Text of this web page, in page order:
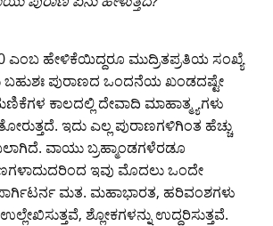
ai g
g
er
p
y
Li
n
k
t
gr
a
m
ಎಂಬ ಹೇಳಿಕೆಯಿದ್ದರೂ ಮುದ್ರಿತಪ್ರತಿಯ ಸಂಖ್ಯೆ
ಬಹುಶಃ ಪುರಾಣದ ಒಂದನೆಯ ಖಂಡದಷ್ಟೇ
ಕಾಲದಲ್ಲಿ ದೇವಾದಿ ಮಾಹಾತ್ಮ್ಯಗಳು
ಇದು ಎಲ್ಲ ಪುರಾಣಗಳಿಗಿಂತ ಹೆಚ್ಚು
ವಾಯು ಬ್ರಹ್ಮಾಂಡಗಳೆರಡೂ
ಇವು ಮೊದಲು ಒಂದೇ
ಪಾರ್ಗಿಟರ್ನ ಮತ. ಮಹಾಭಾರತ, ಹರಿವಂಶಗಳು
ಶ್ಲೋಕಗಳನ್ನು ಉದ್ಧರಿಸುತ್ತವೆ.